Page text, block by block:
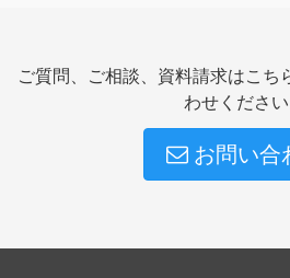
ご質問、ご相談、資料請求はこち
わせください
お問い合